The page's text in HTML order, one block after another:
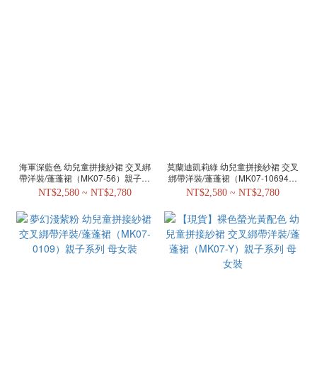
海軍深藍色 幼兒童拼接紗裙 交叉綁
帶洋裝/蓬蓬裙（MK07-56）親子系
列 母女裝
NT$2,580 ~ NT$2,780
莫蘭迪凱莉綠 幼兒童拼接紗裙 交叉
綁帶洋裝/蓬蓬裙（MK07-10694）
親子系列 母女裝
NT$2,580 ~ NT$2,780